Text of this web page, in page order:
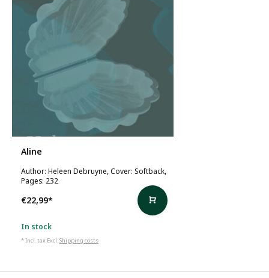
Aline
Author: Heleen Debruyne, Cover: Softback,
Pages: 232
€22,99*
In stock
* Incl. tax Excl.Shipping costs